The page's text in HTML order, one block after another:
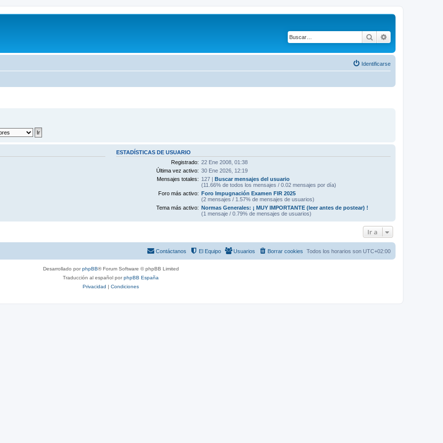
Buscar
Identificarse
ESTADÍSTICAS DE USUARIO
Registrado: 22 Ene 2008, 01:38
Última vez activo: 30 Ene 2026, 12:19
Mensajes totales: 127 | Buscar mensajes del usuario
(11.66% de todos los mensajes / 0.02 mensajes por día)
Foro más activo: Foro Impugnación Examen FIR 2025
(2 mensajes / 1.57% de mensajes de usuarios)
Tema más activo: Normas Generales: ¡ MUY IMPORTANTE (leer antes de postear) !
(1 mensaje / 0.79% de mensajes de usuarios)
Ir a
Todos los horarios son UTC+02:00
Borrar cookies
Usuarios
El Equipo
Contáctanos
Desarrollado porphpBB® Forum Software © phpBB Limited
Traducción al español porphpBB España
Privacidad | Condiciones